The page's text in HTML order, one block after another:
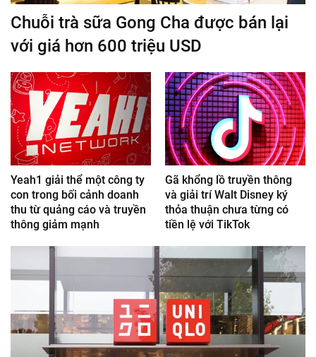
Chuỗi trà sữa Gong Cha được bán lại
với giá hơn 600 triệu USD
Yeah1 giải thể một công ty
con trong bối cảnh doanh
thu từ quảng cáo và truyền
thông giảm mạnh
Gã khổng lồ truyền thông
và giải trí Walt Disney ký
thỏa thuận chưa từng có
tiền lệ với TikTok